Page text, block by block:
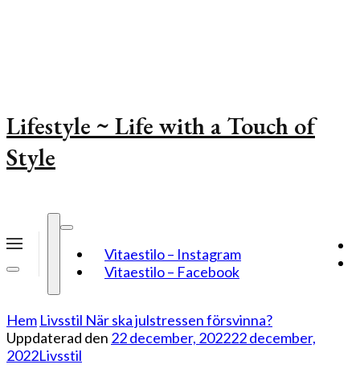
Lifestyle ~ Life with a Touch of
Style
Vitaestilo – Instagram
Vitaestilo – Facebook
Hem Livsstil När ska julstressen försvinna?
Uppdaterad den 22 december, 202222 december,
2022Livsstil